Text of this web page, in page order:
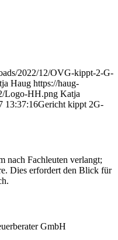
2022/12/OVG-kippt-2-G-
Haug https://haug-
Logo-HH.png Katja
13:37:16Gericht kippt 2G-
nach Fachleuten verlangt;
Dies erfordert den Blick für
GmbH